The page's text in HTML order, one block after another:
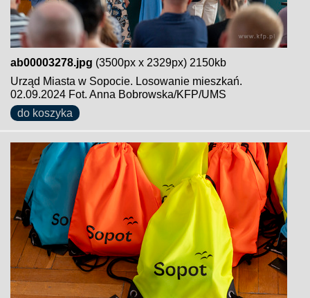
ab00003278.jpg (3500px x 2329px) 2150kb
Urząd Miasta w Sopocie. Losowanie mieszkań.
02.09.2024 Fot. Anna Bobrowska/KFP/UMS
do koszyka